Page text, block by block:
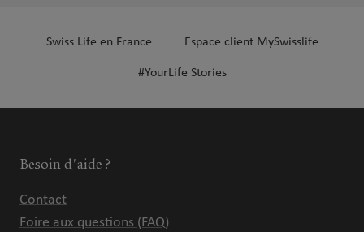
Swiss Life en France Espace client MySwisslife
#YourLife Stories
Besoin d'aide ?
Contact
Foire aux questions (FAQ)